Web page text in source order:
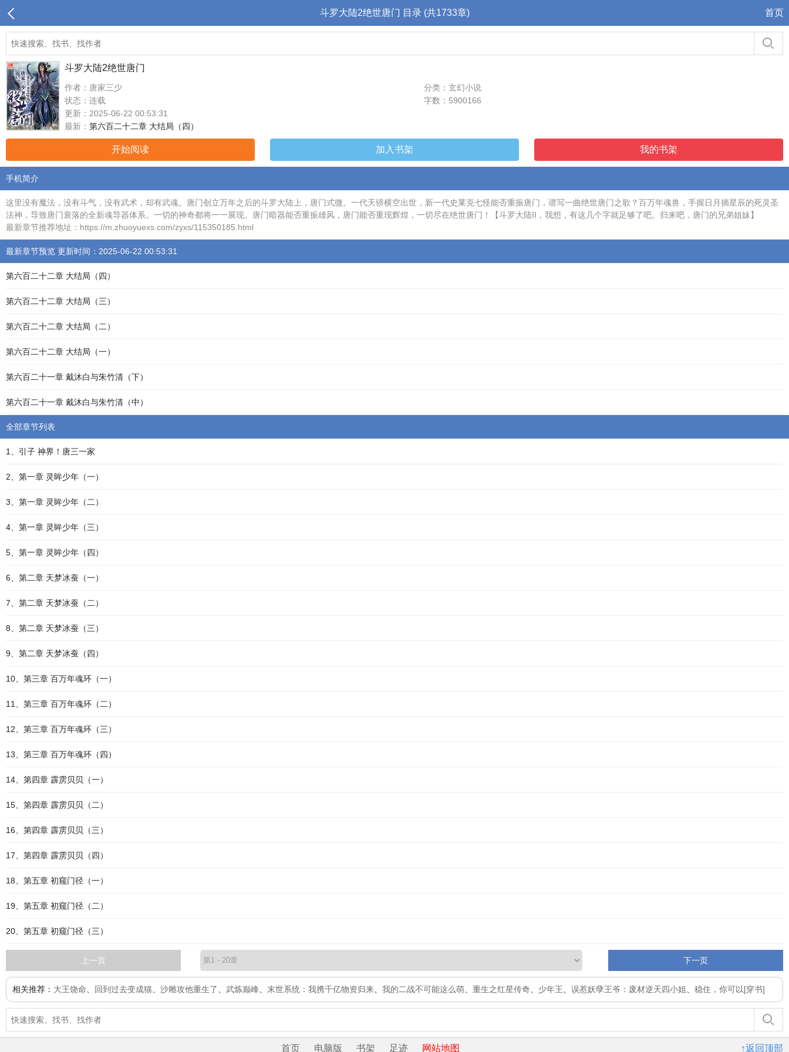
斗罗大陆2绝世唐门 目录 (共1733章) 首页
斗罗大陆2绝世唐门
作者：唐家三少
分类：玄幻小说
状态：连载
字数：5900166
更新：2025-06-22 00:53:31
最新： 第六百二十二章 大结局（四）
开始阅读 加入书架 我的书架
手机简介
这里没有魔法，没有斗气，没有武术，却有武魂。唐门创立万年之后的斗罗大陆上，唐门式微。一代天骄横空出世，新一代史莱克七怪能否重振唐门，谱写一曲绝世唐门之歌？百万年魂兽，手握日月摘星辰的死灵圣
法神，导致唐门衰落的全新魂导器体系。一切的神奇都将一一展现。唐门暗器能否重振雄风，唐门能否重现辉煌，一切尽在绝世唐门！【斗罗大陆II，我想，有这几个字就足够了吧。归来吧，唐门的兄弟姐妹】
最新章节推荐地址：https://m.zhuoyuexs.com/zyxs/115350185.html
最新章节预览 更新时间：2025-06-22 00:53:31
第六百二十二章 大结局（四）
第六百二十二章 大结局（三）
第六百二十二章 大结局（二）
第六百二十二章 大结局（一）
第六百二十一章 戴沐白与朱竹清（下）
第六百二十一章 戴沐白与朱竹清（中）
全部章节列表
1、引子 神界！唐三一家
2、第一章 灵眸少年（一）
3、第一章 灵眸少年（二）
4、第一章 灵眸少年（三）
5、第一章 灵眸少年（四）
6、第二章 天梦冰蚕（一）
7、第二章 天梦冰蚕（二）
8、第二章 天梦冰蚕（三）
9、第二章 天梦冰蚕（四）
10、第三章 百万年魂环（一）
11、第三章 百万年魂环（二）
12、第三章 百万年魂环（三）
13、第三章 百万年魂环（四）
14、第四章 霹雳贝贝（一）
15、第四章 霹雳贝贝（二）
16、第四章 霹雳贝贝（三）
17、第四章 霹雳贝贝（四）
18、第五章 初窥门径（一）
19、第五章 初窥门径（二）
20、第五章 初窥门径（三）
上一页 下一页
相关推荐： 大王饶命 回到过去变成猫 沙雕攻他重生了 武炼巅峰 末世系统：我携千亿物资归来 我的二战不可能这么萌 重生之红星传奇 少年王 误惹妖孽王爷：废材逆天四小姐 稳住，你可以[穿书]
↑返回顶部
首页 电脑版 书架 足迹 网站地图